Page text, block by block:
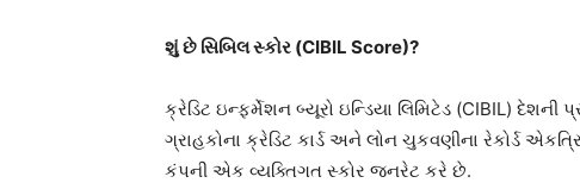
શું છે સિબિલ સ્કોર (CIBIL Score)?
ક્રેડિટ ઇન્ફર્મેશન બ્યૂરો ઇન્ડિયા લિમિટેડ (CIBIL)
ગ્રાહકોના ક્રેડિટ કાર્ડ અને લોન ચુકવણીના રેકોર્ડ
કંપની એક વ્યક્તિગત સ્કોર જનરેટ કરે છે.